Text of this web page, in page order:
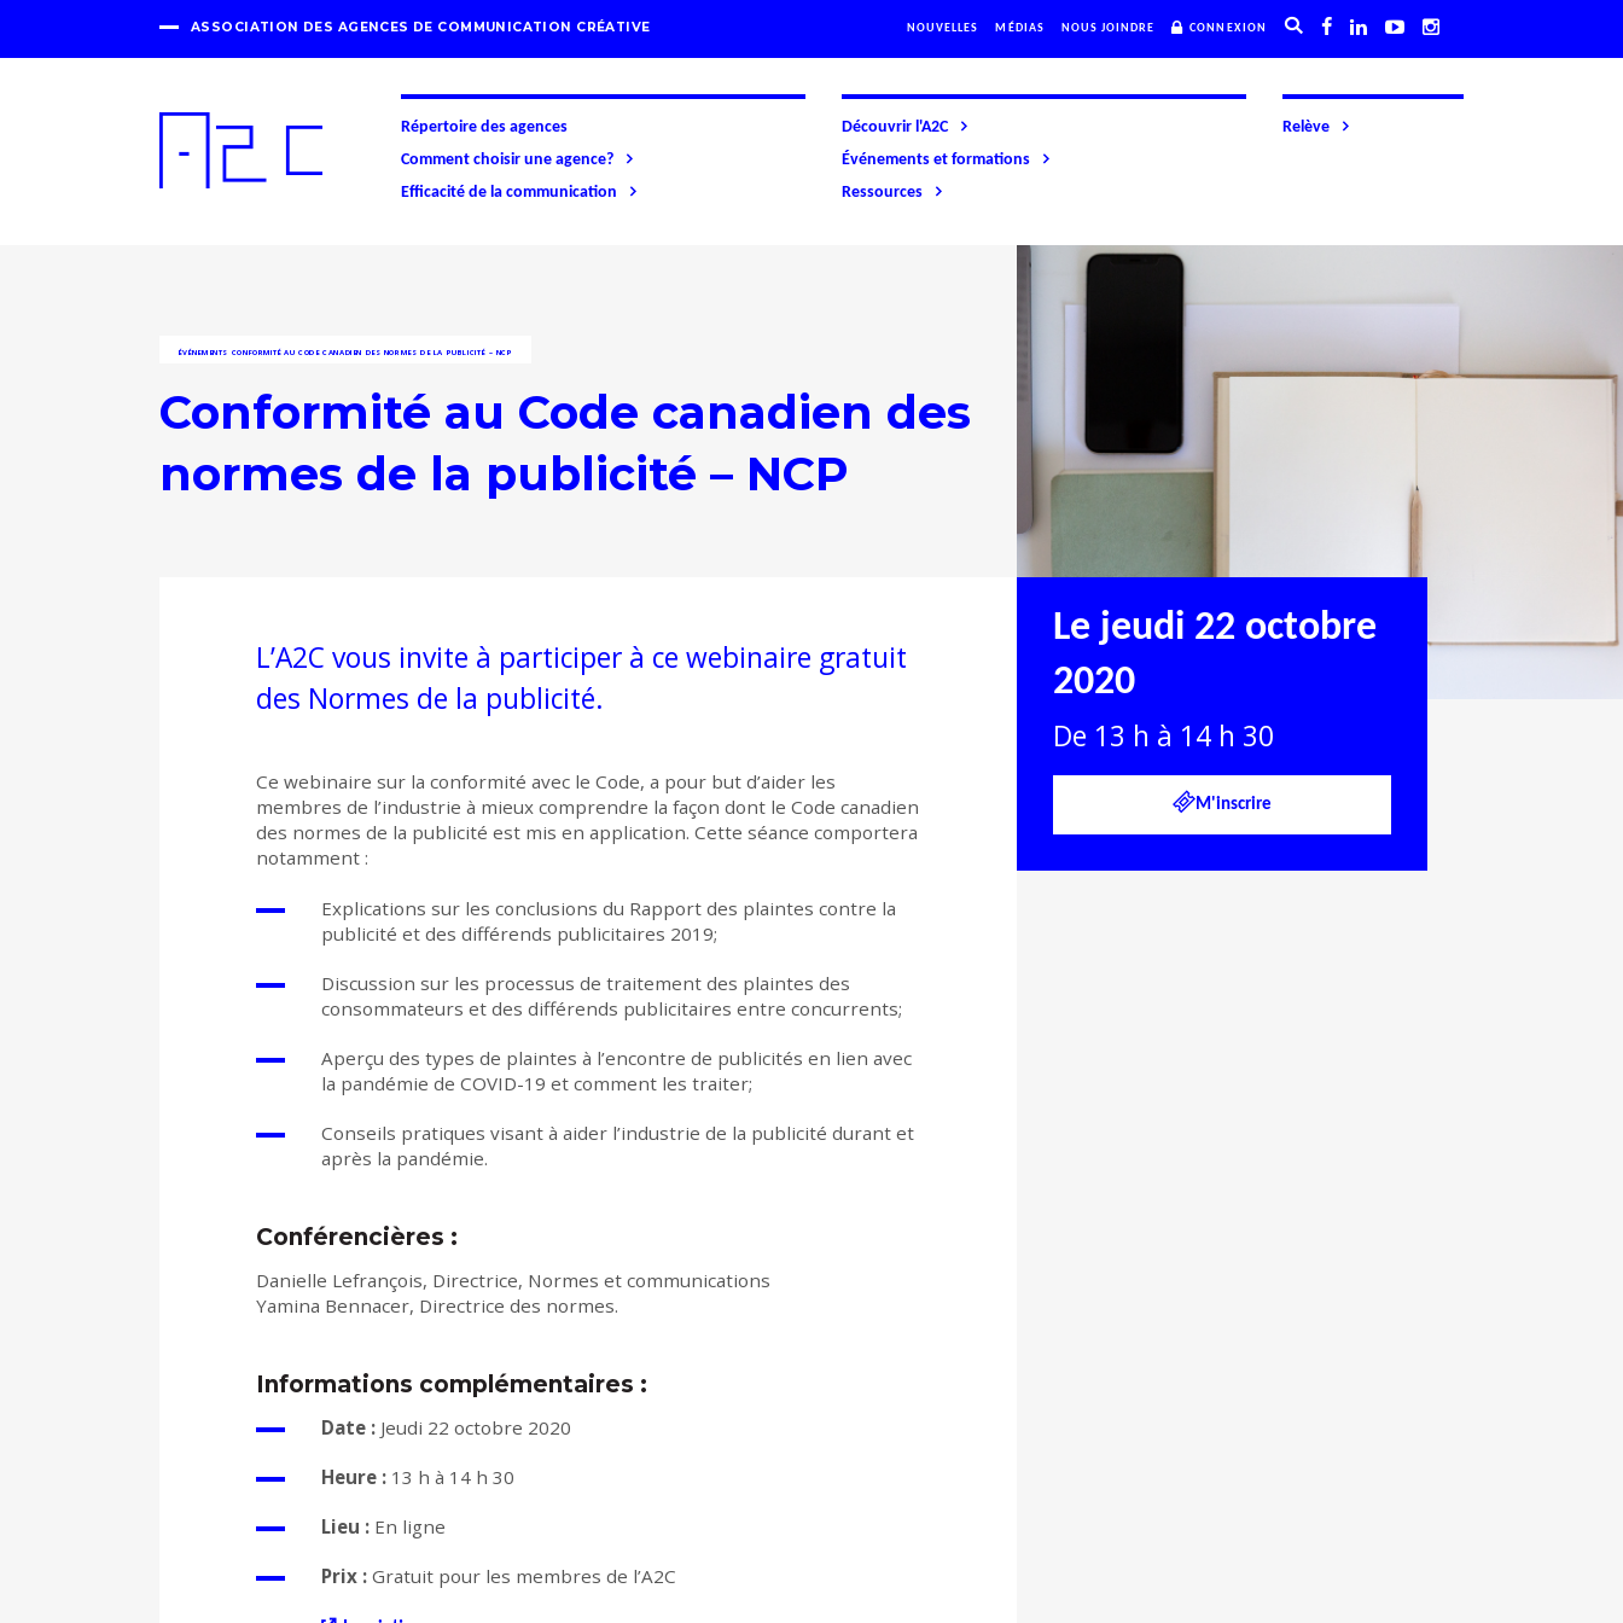
ASSOCIATION DES AGENCES DE COMMUNICATION CRÉATIVE NOUVELLES MÉDIAS NOUS JOINDRE CONNEXION
Répertoire des agences
Comment choisir une agence?
Efficacité de la communication
Découvrir l'A2C
Événements et formations
Ressources
Relève
ÉVÉNEMENTS CONFORMITÉ AU CODE CANADIEN DES NORMES DE LA PUBLICITÉ – NCP
Conformité au Code canadien des
normes de la publicité – NCP
L’A2C vous invite à participer à ce webinaire gratuit
des Normes de la publicité.
Ce webinaire sur la conformité avec le Code, a pour but d’aider les
membres de l’industrie à mieux comprendre la façon dont le Code canadien
des normes de la publicité est mis en application. Cette séance comportera
notamment :
Explications sur les conclusions du Rapport des plaintes contre la
publicité et des différends publicitaires 2019;
Discussion sur les processus de traitement des plaintes des
consommateurs et des différends publicitaires entre concurrents;
Aperçu des types de plaintes à l’encontre de publicités en lien avec
la pandémie de COVID-19 et comment les traiter;
Conseils pratiques visant à aider l’industrie de la publicité durant et
après la pandémie.
Conférencières :
Danielle Lefrançois, Directrice, Normes et communications
Yamina Bennacer, Directrice des normes.
Informations complémentaires :
Date : Jeudi 22 octobre 2020
Heure : 13 h à 14 h 30
Lieu : En ligne
Prix : Gratuit pour les membres de l’A2C
Le jeudi 22 octobre
2020
De 13 h à 14 h 30
M'inscrire